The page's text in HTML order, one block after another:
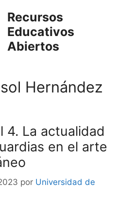
Recursos
Educativos
Abiertos
Hernández
4. La actualidad
en el arte
por Universidad de